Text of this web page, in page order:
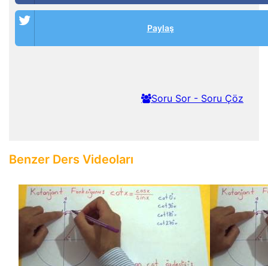
Paylaş
Soru Sor - Soru Çöz
Benzer Ders Videoları